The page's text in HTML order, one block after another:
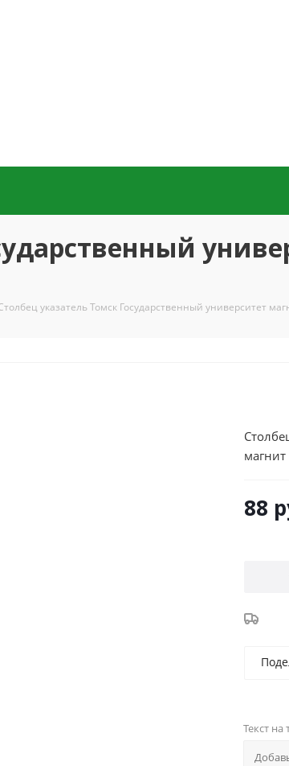
указатель Томск Государственный университет
магнит
88
Текст на